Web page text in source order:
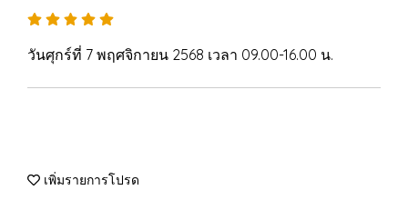
วันศุกร์ที่ 7 พฤศจิกายน 2568 เวลา 09.00-16.00 น.
เพิ่มรายการโปรด